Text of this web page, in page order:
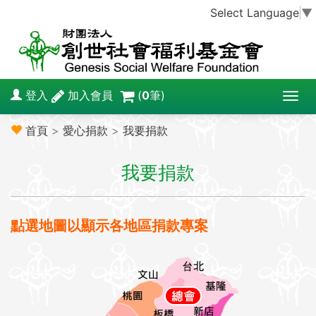
Select Language ▼
T
o
登入 加入會員 (0筆)
首頁 > 愛心捐款 > 我要捐款
我要捐款
點選地圖以顯示各地區捐款專案